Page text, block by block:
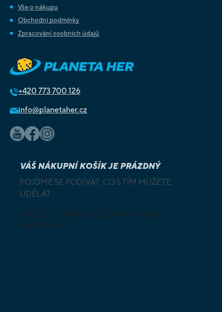
Vše o nákupu
Obchodní podmínky
Zpracování osobních údajů
+420 773 700 126
info@planetaher.cz
VÁŠ NÁKUPNÍ KOŠÍK JE PRÁZDNÝ
POJĎME SE PODÍVAT, CO S TÍM MŮŽETE
UDĚLAT
MŮŽETE PROZKOUMAT NAŠI
NABÍDKU